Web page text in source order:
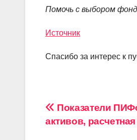
Помочь с выбором
Источник
Спасибо за интерес к
Навигация
Показатели
активов,